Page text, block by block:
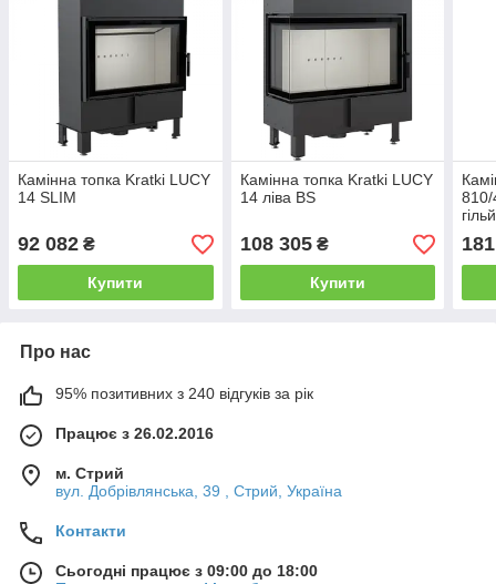
Камінна топка Kratki LUCY
14 SLIM
92 082 ₴
Купити
Камінна топка Kratki LUCY
14 ліва BS
108 305₴
Купити
810/
Про нас
95% позитивних з 240 відгуків за рік
Працює з 26.02.2016
м. Стрий
вул. Добрівлянська, 39 , Стрий, Україна
Контакти
Сьогодні працює з 09:00 до 18:00